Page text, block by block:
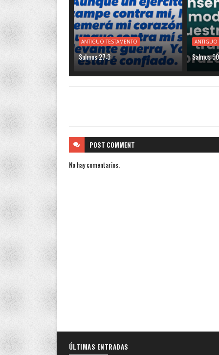
ANTIGUO TESTAMENTO
Salmos 27:3
ANTIGUO
Salmos
POST COMMENT
No hay comentarios.
ÚLTIMAS ENTRADAS